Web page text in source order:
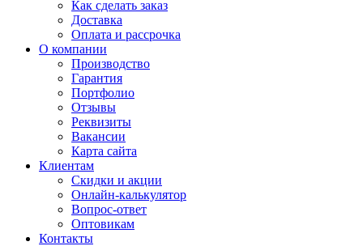
Как сделать заказ
Доставка
Оплата и рассрочка
О компании
Производство
Гарантия
Портфолио
Отзывы
Реквизиты
Вакансии
Карта сайта
Клиентам
Скидки и акции
Онлайн-калькулятор
Вопрос-ответ
Оптовикам
Контакты